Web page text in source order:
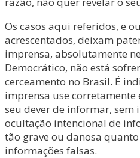
Os casos aqui referidos, e
acrescentados, deixam
imprensa, absolutamente
Democrático, não está
cerceamento no Brasil. É
imprensa use
seu dever de informar, sem
ocultação intencional de
tão grave ou danosa
informações falsas.